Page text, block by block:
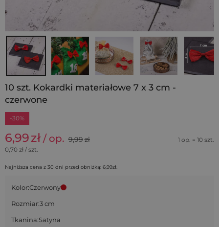
10 szt. Kokardki materiałowe 7 x 3 cm -
czerwone
-30%
6,99zł / op. 9,99zł
1 op. = 10 szt.
0,70 zł / szt.
Najniższa cena z 30 dni przed obniżką: 6,99zł.
Kolor:Czerwony
Rozmiar:3 cm
Tkanina:Satyna